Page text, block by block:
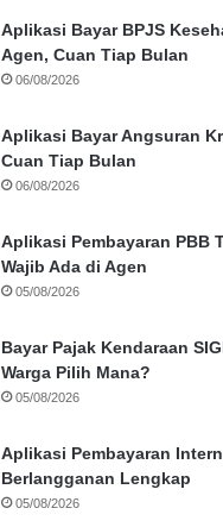
Aplikasi Bayar BPJS
Agen, Cuan Tiap Bulan
06/08/2026
Aplikasi Bayar Angsuran
Cuan Tiap Bulan
06/08/2026
Aplikasi Pembayaran PBB
Wajib Ada di Agen
05/08/2026
Bayar Pajak Kendaraan
Warga Pilih Mana?
05/08/2026
Aplikasi Pembayaran
Berlangganan Lengkap
05/08/2026